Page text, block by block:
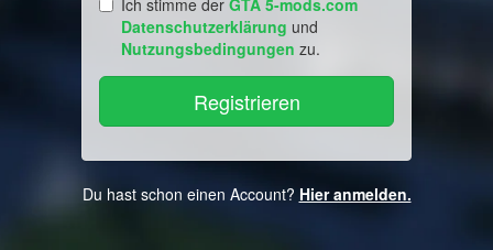
Ich stimme der GTA 5-mods.com
Datenschutzerklärung und
Nutzungsbedingungen zu.
Du hast schon einen Account? Hier anmelden.